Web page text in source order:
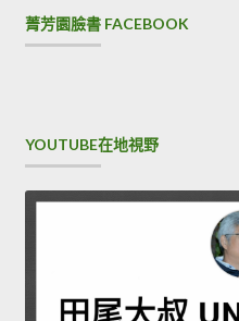
菁芳園臉書 FACEBOOK
YOUTUBE在地視野